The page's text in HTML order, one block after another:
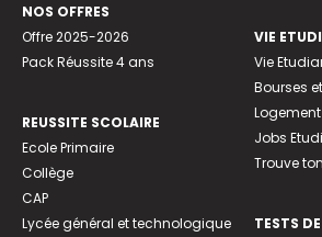
NOS OFFRES
Offre 2025-2026
Pack Réussite 4 ans
REUSSITE SCOLAIRE
Ecole Primaire
Collège
CAP
Lycée général et technologique
VIE
Vie
Bourses
Jobs
Trouve
TESTS